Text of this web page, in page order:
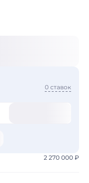
0 ставок
2 270 000 ₽